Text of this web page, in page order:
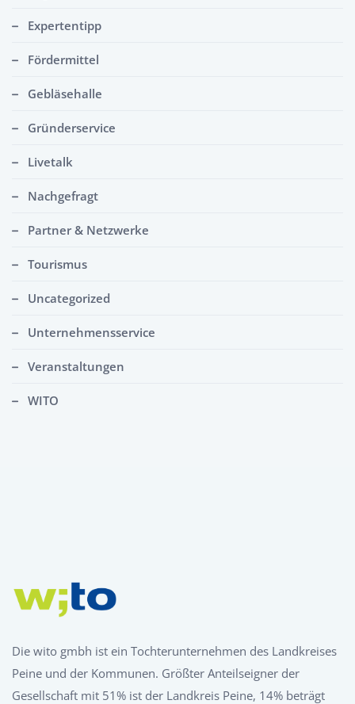
Expertentipp
Fördermittel
Gebläsehalle
Gründerservice
Livetalk
Nachgefragt
Partner & Netzwerke
Tourismus
Uncategorized
Unternehmensservice
Veranstaltungen
WITO
Die wito gmbh ist ein Tochterunternehmen des Landkreises
Peine und der Kommunen. Größter Anteilseigner der
Gesellschaft mit 51% ist der Landkreis Peine, 14% beträgt